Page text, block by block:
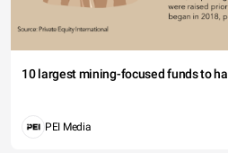
10 largest mining-focused funds to
PEI Media